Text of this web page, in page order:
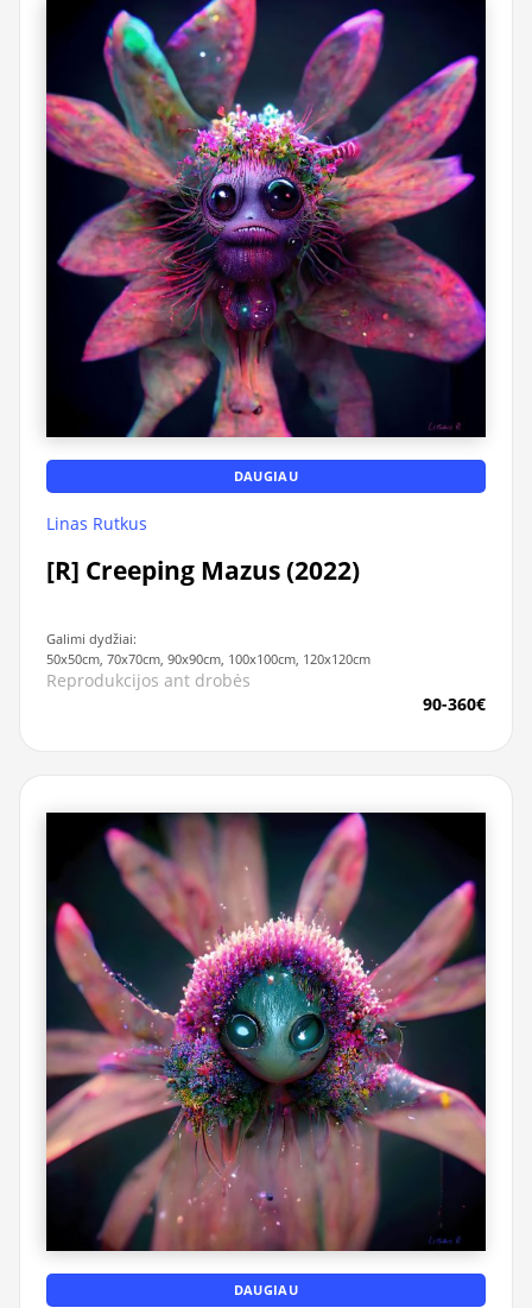
DAUGIAU
Linas Rutkus
[R] Creeping Mazus (2022)
Galimi dydžiai:
50x50cm, 70x70cm, 90x90cm, 100x100cm, 120x120cm
Reprodukcijos ant drobės
90-360€
DAUGIAU